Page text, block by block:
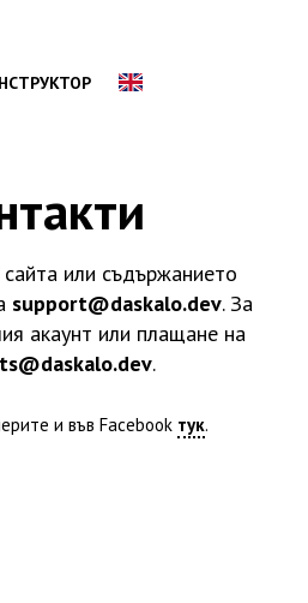
или съдържанието
support@daskalo.dev. За
акаунт или плащане на
.
и във Facebook тук.